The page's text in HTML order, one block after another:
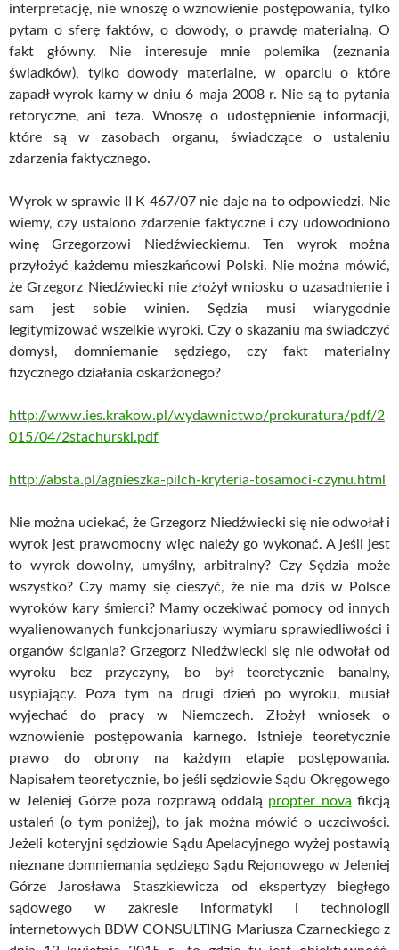
interpretację, nie wnoszę o wznowienie postępowania, tylko
pytam o sferę faktów, o dowody, o prawdę materialną. O
fakt główny. Nie interesuje mnie polemika (zeznania
świadków), tylko dowody materialne, w oparciu o które
zapadł wyrok karny w dniu 6 maja 2008 r. Nie są to pytania
retoryczne, ani teza. Wnoszę o udostępnienie informacji,
które są w zasobach organu, świadczące o ustaleniu
zdarzenia faktycznego.
Wyrok w sprawie II K 467/07 nie daje na to odpowiedzi. Nie
wiemy, czy ustalono zdarzenie faktyczne i czy udowodniono
winę Grzegorzowi Niedźwieckiemu. Ten wyrok można
przyłożyć każdemu mieszkańcowi Polski. Nie można mówić,
że Grzegorz Niedźwiecki nie złożył wniosku o uzasadnienie i
sam jest sobie winien. Sędzia musi wiarygodnie
legitymizować wszelkie wyroki. Czy o skazaniu ma świadczyć
domysł, domniemanie sędziego, czy fakt materialny
fizycznego działania oskarżonego?
http://www.ies.krakow.pl/wydawnictwo/prokuratura/pdf/2
015/04/2stachurski.pdf
http://absta.pl/agnieszka-pilch-kryteria-tosamoci-czynu.html
Nie można uciekać, że Grzegorz Niedźwiecki się nie odwołał i
wyrok jest prawomocny więc należy go wykonać. A jeśli jest
to wyrok dowolny, umyślny, arbitralny? Czy Sędzia może
wszystko? Czy mamy się cieszyć, że nie ma dziś w Polsce
wyroków kary śmierci? Mamy oczekiwać pomocy od innych
wyalienowanych funkcjonariuszy wymiaru sprawiedliwości i
organów ścigania? Grzegorz Niedźwiecki się nie odwołał od
wyroku bez przyczyny, bo był teoretycznie banalny,
usypiający. Poza tym na drugi dzień po wyroku, musiał
wyjechać do pracy w Niemczech. Złożył wniosek o
wznowienie postępowania karnego. Istnieje teoretycznie
prawo do obrony na każdym etapie postępowania.
Napisałem teoretycznie, bo jeśli sędziowie Sądu Okręgowego
w Jeleniej Górze poza rozprawą oddalą propter nova fikcją
ustaleń (o tym poniżej), to jak można mówić o uczciwości.
Jeżeli koteryjni sędziowie Sądu Apelacyjnego wyżej postawią
nieznane domniemania sędziego Sądu Rejonowego w Jeleniej
Górze Jarosława Staszkiewicza od ekspertyzy biegłego
sądowego w zakresie informatyki i technologii
internetowych BDW CONSULTING Mariusza Czarneckiego z